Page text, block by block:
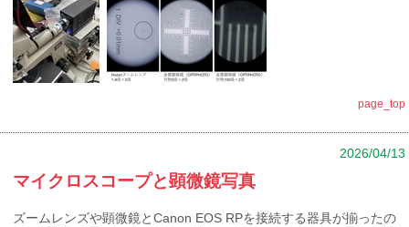
page_top
2026/04/13
マイクロスコープと顕微鏡写真
ズームレンズや顕微鏡とCanon EOS RPを接続する器具が揃ったの